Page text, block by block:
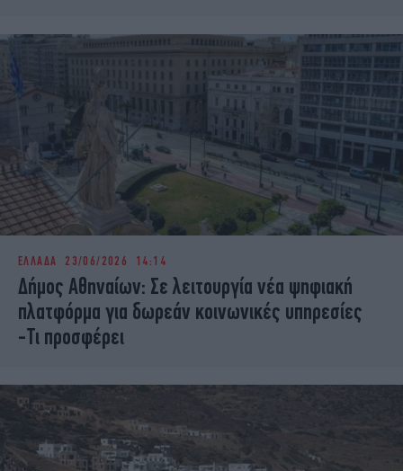
ΕΛΛΑΔΑ 23/06/2026 14:14
Δήμος Αθηναίων: Σε λειτουργία νέα ψηφιακή
πλατφόρμα για δωρεάν κοινωνικές υπηρεσίες
-Τι προσφέρει